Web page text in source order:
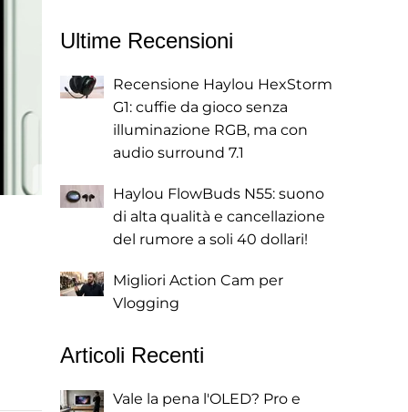
Ultime Recensioni
Recensione Haylou HexStorm
G1: cuffie da gioco senza
illuminazione RGB, ma con
audio surround 7.1
Haylou FlowBuds N55: suono
di alta qualità e cancellazione
del rumore a soli 40 dollari!
Migliori Action Cam per
Vlogging
Articoli Recenti
Vale la pena l'OLED? Pro e